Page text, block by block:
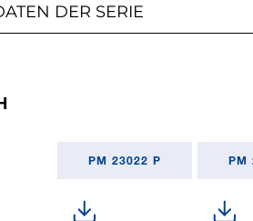
DER SERIE
PM 23022 P PM